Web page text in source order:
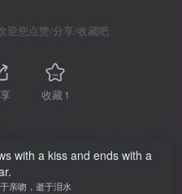
迎您点赞/分享/收藏吧
收藏1
with a kiss and ends with a
亲吻，逝于泪水